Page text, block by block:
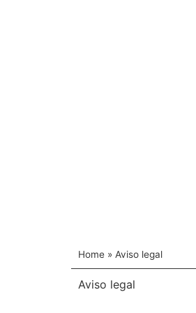
Home » Aviso legal
Aviso legal